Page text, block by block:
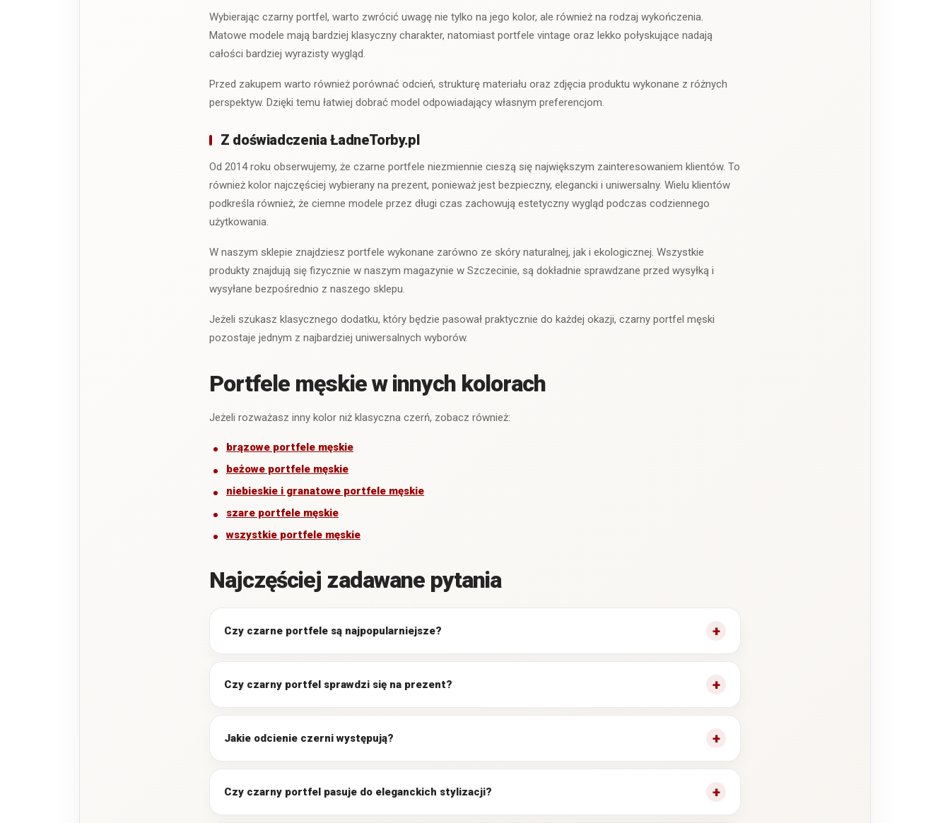
Wybierając czarny portfel, warto zwrócić uwagę nie tylko na jego kolor, ale również na rodzaj wykończenia.
Matowe modele mają bardziej klasyczny charakter, natomiast portfele vintage oraz lekko połyskujące nadają
całości bardziej wyrazisty wygląd.
Przed zakupem warto również porównać odcień, strukturę materiału oraz zdjęcia produktu wykonane z różnych
perspektyw. Dzięki temu łatwiej dobrać model odpowiadający własnym preferencjom.
Z doświadczenia ŁadneTorby.pl
Od 2014 roku obserwujemy, że czarne portfele niezmiennie cieszą się największym zainteresowaniem klientów. To
również kolor najczęściej wybierany na prezent, ponieważ jest bezpieczny, elegancki i uniwersalny. Wielu klientów
podkreśla również, że ciemne modele przez długi czas zachowują estetyczny wygląd podczas codziennego
użytkowania.
W naszym sklepie znajdziesz portfele wykonane zarówno ze skóry naturalnej, jak i ekologicznej. Wszystkie
produkty znajdują się fizycznie w naszym magazynie w Szczecinie, są dokładnie sprawdzane przed wysyłką i
wysyłane bezpośrednio z naszego sklepu.
Jeżeli szukasz klasycznego dodatku, który będzie pasował praktycznie do każdej okazji, czarny portfel męski
pozostaje jednym z najbardziej uniwersalnych wyborów.
Portfele męskie w innych kolorach
Jeżeli rozważasz inny kolor niż klasyczna czerń, zobacz również:
brązowe portfele męskie
beżowe portfele męskie
niebieskie i granatowe portfele męskie
szare portfele męskie
wszystkie portfele męskie
Najczęściej zadawane pytania
Czy czarne portfele są najpopularniejsze?
Czy czarny portfel sprawdzi się na prezent?
Jakie odcienie czerni występują?
Czy czarny portfel pasuje do eleganckich stylizacji?